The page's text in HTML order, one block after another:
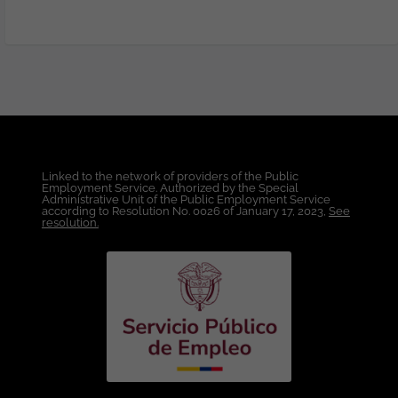
PostgreSQL. MySQL. MongoDB
(Deseable). Cloud - AWS (Indispensable):
Experiencia en EC2, RDS, S3, Lambda y
Google Cloud Platform (Deseables).
DevOps - Git. - Docker. CI/CD.
SonarQube. Pruebas unitarias e
integración. Te ofrecemos: Contrato a
término indefinido directamente con la
compañía. Salario competitivo, acorde
con la experiencia y el perfil. Horario de
oficina de lunes a viernes. Beneficios
Linked to the network of providers of the Public
Employment Service. Authorized by the Special
Administrative Unit of the Public Employment Service
according to Resolution No. 0026 of January 17, 2023, See
resolution.